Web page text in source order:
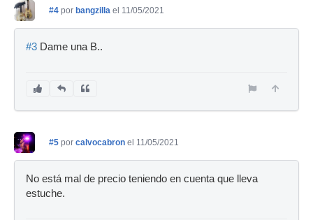
#4 por bangzilla el 11/05/2021
#3 Dame una B..
#5 por calvocabron el 11/05/2021
No está mal de precio teniendo en cuenta que lleva
estuche.